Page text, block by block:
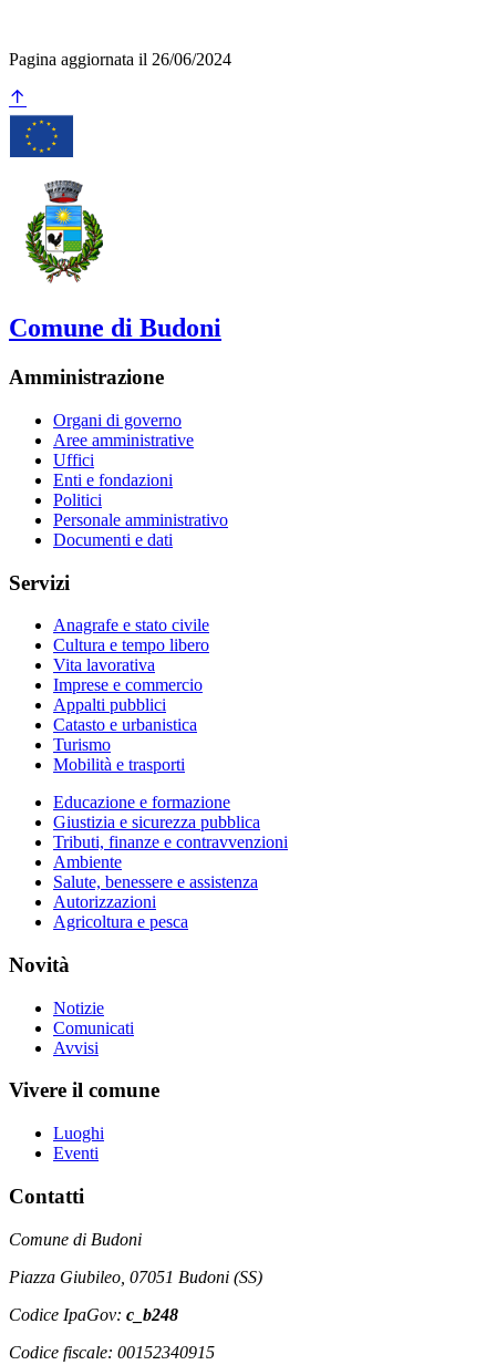
Pagina aggiornata il 26/06/2024
Comune di Budoni
Amministrazione
Organi di governo
Aree amministrative
Uffici
Enti e fondazioni
Politici
Personale amministrativo
Documenti e dati
Servizi
Anagrafe e stato civile
Cultura e tempo libero
Vita lavorativa
Imprese e commercio
Appalti pubblici
Catasto e urbanistica
Turismo
Mobilità e trasporti
Educazione e formazione
Giustizia e sicurezza pubblica
Tributi, finanze e contravvenzioni
Ambiente
Salute, benessere e assistenza
Autorizzazioni
Agricoltura e pesca
Novità
Notizie
Comunicati
Avvisi
Vivere il comune
Luoghi
Eventi
Contatti
Comune di Budoni
Piazza Giubileo, 07051 Budoni (SS)
Codice IpaGov: c_b248
Codice fiscale: 00152340915